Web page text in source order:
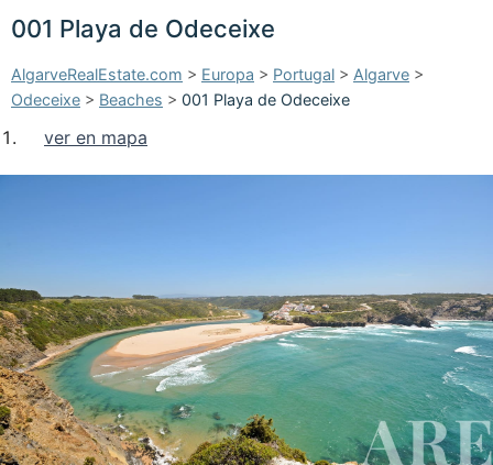
001 Playa de Odeceixe
AlgarveRealEstate.com > Europa > Portugal > Algarve >
Odeceixe > Beaches > 001 Playa de Odeceixe
ver en mapa